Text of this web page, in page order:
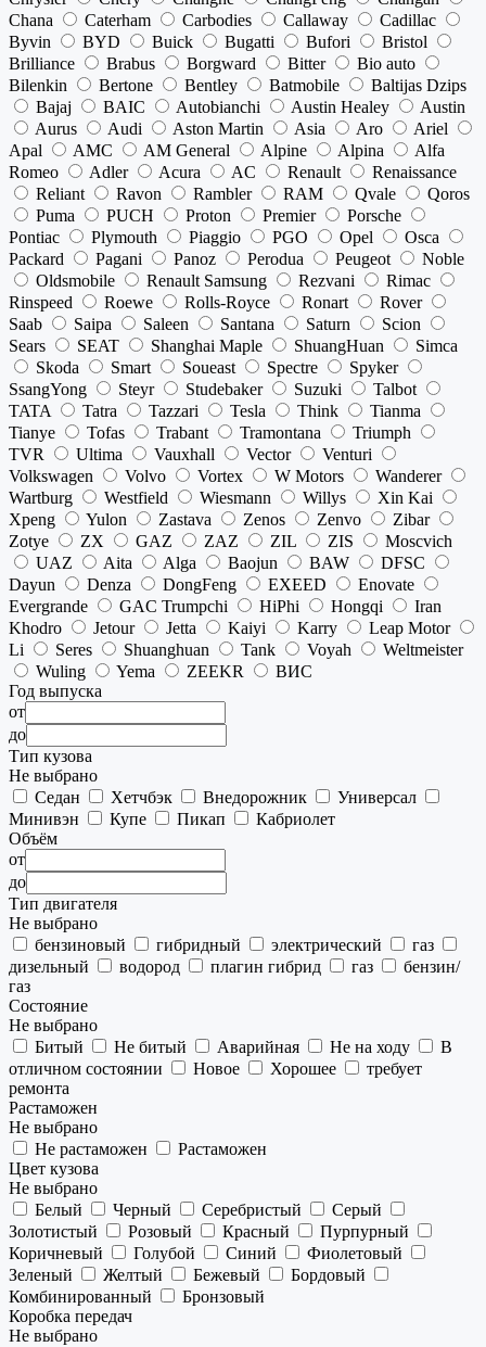
Chana
Caterham Carbodies Callaway
Cadillac
Byvin
BYD Buick Bugatti Bufori
Bristol
Brilliance
Brabus Borgward Bitter
Bio auto
Bilenkin
Bertone Bentley Batmobile
Baltijas Dzips
Bajaj
BAIC Autobianchi Austin Healey
Austin
Aurus
Audi Aston Martin Asia Aro
Ariel
Apal
AMC AM General Alpine Alpina
Alfa
Romeo
Adler Acura AC Renault
Renaissance
Reliant
Ravon Rambler RAM Qvale
Qoros
Puma
PUCH Proton Premier
Porsche
Pontiac
Plymouth Piaggio PGO Opel
Osca
Packard
Pagani Panoz Perodua Peugeot
Noble
Oldsmobile
Renault Samsung Rezvani
Rimac
Rinspeed
Roewe Rolls-Royce Ronart
Rover
Saab
Saipa Saleen Santana Saturn
Scion
Sears
SEAT Shanghai Maple ShuangHuan
Simca
Skoda
Smart Soueast Spectre
Spyker
SsangYong
Steyr Studebaker Suzuki
Talbot
TATA
Tatra Tazzari Tesla Think
Tianma
Tianye
Tofas Trabant Tramontana
Triumph
TVR
Ultima Vauxhall Vector
Venturi
Volkswagen
Volvo Vortex W Motors
Wanderer
Wartburg
Westfield Wiesmann Willys
Xin Kai
Xpeng
Yulon Zastava Zenos Zenvo
Zibar
Zotye
ZX GAZ ZAZ ZIL ZIS
Moscvich
UAZ
Aita Alga Baojun BAW
DFSC
Dayun
Denza DongFeng EXEED
Enovate
Evergrande
GAC Trumpchi HiPhi Hongqi
Iran
Khodro
Jetour Jetta Kaiyi Karry
Leap Motor
Li
Seres Shuanghuan Tank Voyah
Weltmeister
Wuling
Yema ZEEKR
ВИС
Год выпуска
от
до
Тип кузова
Не выбрано
Седан
Хетчбэк Внедорожник
Универсал
Минивэн
Купе Пикап
Кабриолет
Объём
от
до
Тип двигателя
Не выбрано
бензиновый
гибридный электрический
газ
дизельный
водород плагин гибрид газ
бензин/
газ
Состояние
Не выбрано
Битый
Не битый Аварийная Не на ходу
В
отличном состоянии
Новое Хорошее
требует
ремонта
Растаможен
Не выбрано
Не растаможен
Растаможен
Цвет кузова
Не выбрано
Белый
Черный Серебристый
Серый
Золотистый
Розовый Красный
Пурпурный
Коричневый
Голубой Синий
Фиолетовый
Зеленый
Желтый Бежевый
Бордовый
Комбинированный
Бронзовый
Коробка передач
Не выбрано